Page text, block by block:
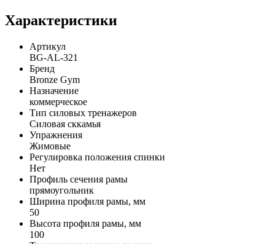
Характеристики
Артикул
BG-AL-321
Бренд
Bronze Gym
Назначение
коммерческое
Тип силовых тренажеров
Силовая сккамья
Упражнения
Жимовые
Регулировка положения спинки
Нет
Профиль сечения рамы
прямоугольник
Ширина профиля рамы, мм
50
Высота профиля рамы, мм
100